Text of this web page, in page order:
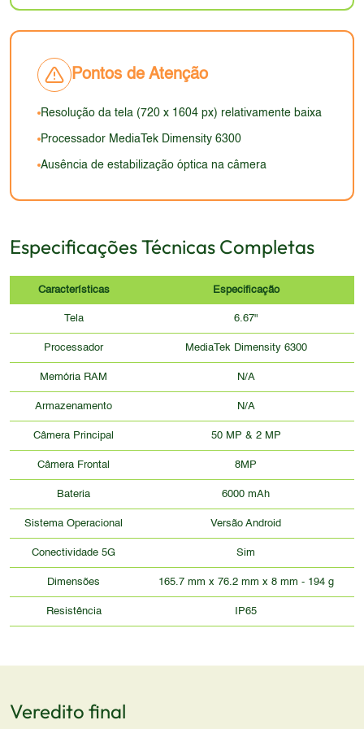
proporciona fluidez na navegação e em jogos,
tornando a experiência mais agradável.
confortável de usar.
Pontos de Atenção
Resolução da tela (720 x 1604 px) relativamente baixa
Processador MediaTek Dimensity 6300
Ausência de estabilização óptica na câmera
Especificações Técnicas Completas
Características Especificação
Tela 6.67"
Processador MediaTek Dimensity 6300
Memória RAM N/A
Armazenamento N/A
Câmera Principal 50 MP & 2 MP
Câmera Frontal 8MP
Bateria 6000 mAh
Sistema Operacional Versão Android
Conectividade 5G Sim
Dimensões 165.7 mm x 76.2 mm x 8 mm - 194 g
Resistência IP65
Veredito final